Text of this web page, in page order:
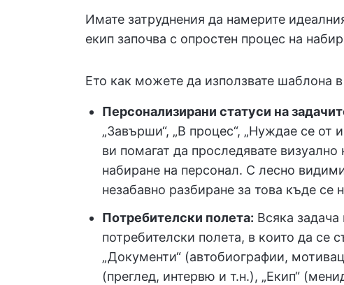
Имате затруднения да намерите
екип започва с опростен процес на
Ето как можете да използвате шаблона в
Персонализирани статуси на
„Завърши“, „В процес“, „Нуждае се от
ви помагат да проследявате
набиране на персонал. С лесно
незабавно разбиране за това къде се
Потребителски полета: Всяка
потребителски полета, в които да се
„Документи“ (автобиографии,
(преглед, интервю и т.н.), „Екип“